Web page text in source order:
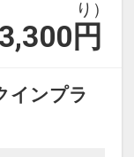
り）
円
インプラ